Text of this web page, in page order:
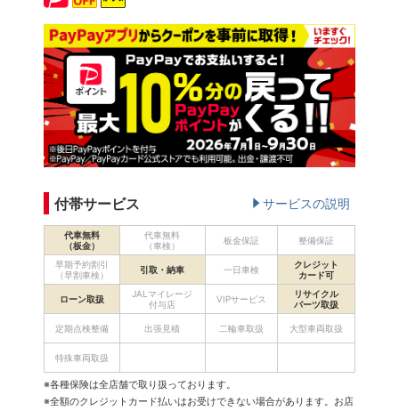
付帯サービス サービスの説明
代車無料
（板金）
代車無料
（車検）
板金保証 整備保証
早期予約割引
（早割車検）
引取・納車 一日車検
クレジット
カード可
ローン取扱
JALマイレージ
付与店
VIPサービス
リサイクル
パーツ取扱
定期点検整備 出張見積 二輪車取扱 大型車両取扱
特殊車両取扱
※各種保険は全店舗で取り扱っております。
※全額のクレジットカード払いはお受けできない場合があります。お店